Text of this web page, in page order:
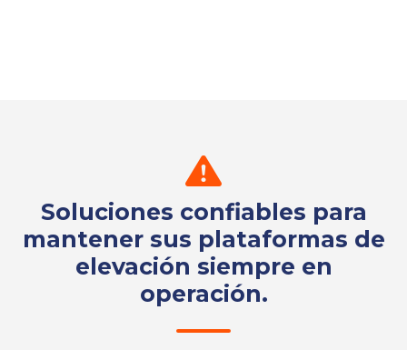
Soluciones confiables para
mantener sus plataformas de
elevación siempre en
operación.